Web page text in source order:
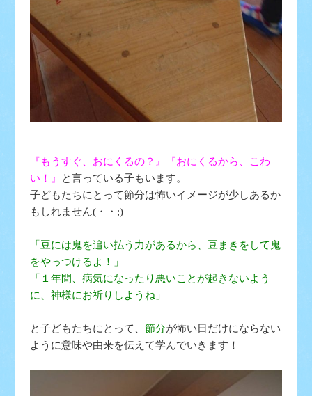
『もうすぐ、おにくるの？』『おにくるから、こわ
い！』
と言っている子もいます。
子どもたちにとって節分は怖いイメージが少しあるか
もしれません(・・;)
「豆には鬼を追い払う力があるから、豆まきをして鬼
をやっつけるよ！」
「１年間、病気になったり悪いことが起きないよう
に、神様にお祈りしようね」
と子どもたちにとって、 節分が怖い日だけにならない
ように意味や由来を伝えて学んでいきます！